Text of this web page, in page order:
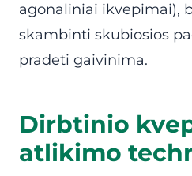
agonaliniai ikvepimai),
skambinti skubiosios
pradeti gaivinima.
Dirbtinio
atlikimo